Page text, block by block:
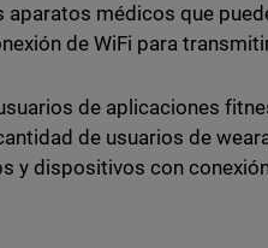
médicos que
de WiFi para
de aplicaciones
de usuarios de
y dispositivos con